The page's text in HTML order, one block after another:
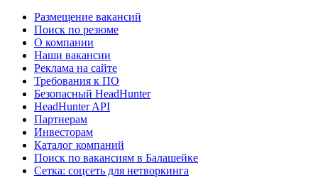
Размещение вакансий
Поиск по резюме
О компании
Наши вакансии
Реклама на сайте
Требования к ПО
Безопасный HeadHunter
HeadHunter API
Партнерам
Инвесторам
Каталог компаний
Поиск по вакансиям в Балашейке
Сетка: соцсеть для нетворкинга